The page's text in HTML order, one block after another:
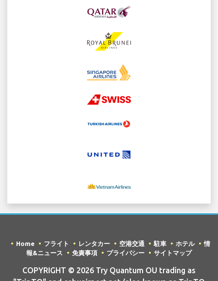
Home フライト レンタカー 空港交通 駐車 ホテル
情
報&ニュース
免責事項 プライバシー サイトマップ
COPYRIGHT © 2026 Try Quantum OU trading as